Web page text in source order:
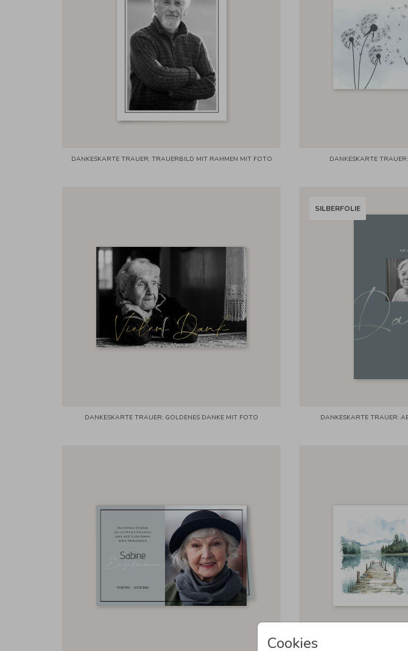
Cookies
DANKESKARTE TRAUER: TRAUERBILD MIT RAHMEN MIT FOTO DANKESKARTE
DANKESKARTE TRAUER: GOLDENES DANKE MIT FOTO
SILBERFOLIE
DANKESKARTE TRAUER: